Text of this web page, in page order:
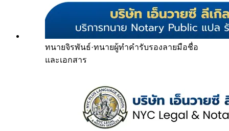
ทนายจิรพันธ์·ทนายผู้ทำคำรับรองลายมือชื่อ
และเอกสาร